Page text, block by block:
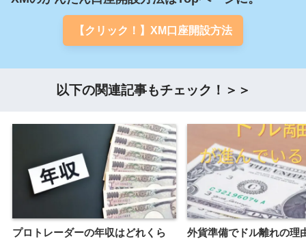
【クリック！】XM口座開設方法
以下の関連記事もチェック！＞＞
プロトレーダーの年収はどれくら
外貨準備でドル離れの理